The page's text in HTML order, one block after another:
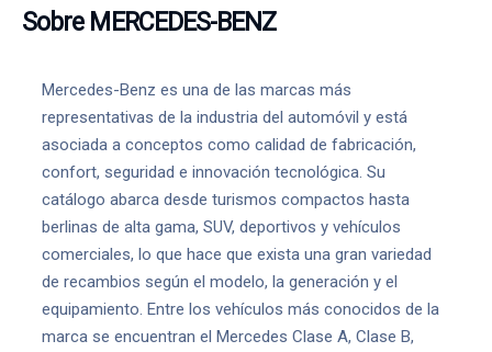
Sobre MERCEDES-BENZ
Mercedes-Benz es una de las marcas más
representativas de la industria del automóvil y está
asociada a conceptos como calidad de fabricación,
confort, seguridad e innovación tecnológica. Su
catálogo abarca desde turismos compactos hasta
berlinas de alta gama, SUV, deportivos y vehículos
comerciales, lo que hace que exista una gran variedad
de recambios según el modelo, la generación y el
equipamiento. Entre los vehículos más conocidos de la
marca se encuentran el Mercedes Clase A, Clase B,